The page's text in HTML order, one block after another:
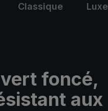
Classique Luxe
foncé,
aux